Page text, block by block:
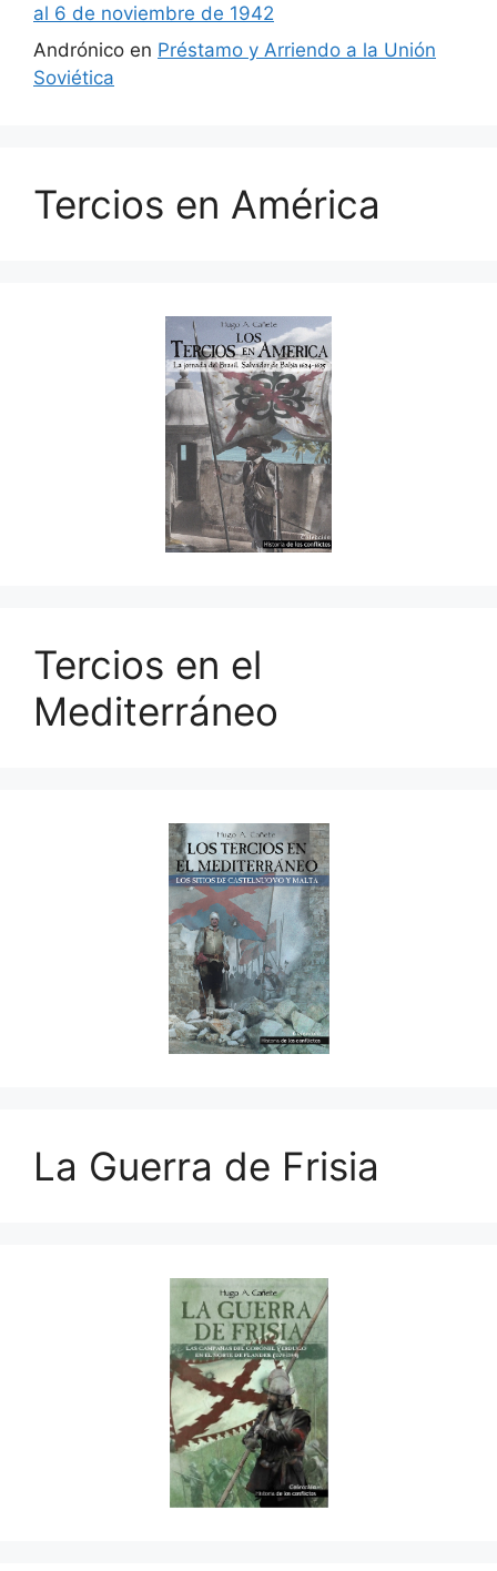
al 6 de noviembre de 1942
Andrónico en Préstamo y Arriendo a la Unión
Soviética
Tercios en América
Tercios en el
Mediterráneo
La Guerra de Frisia